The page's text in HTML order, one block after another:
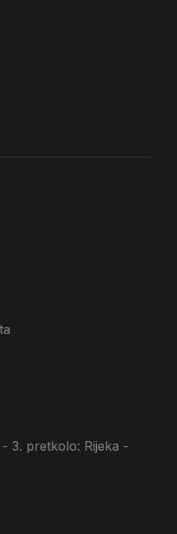
3. pretkolo: Rijeka -